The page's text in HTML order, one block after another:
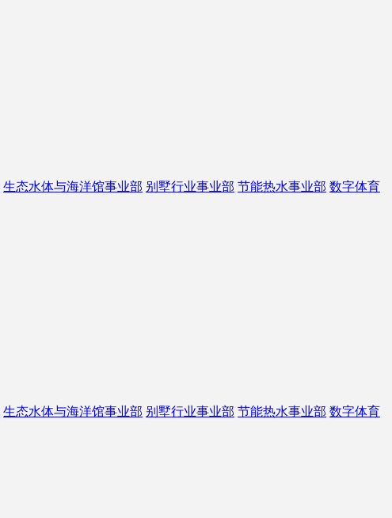
生态水体与海洋馆事业部 别墅行业事业部 节能热水事业部 数字体育
生态水体与海洋馆事业部 别墅行业事业部 节能热水事业部 数字体育